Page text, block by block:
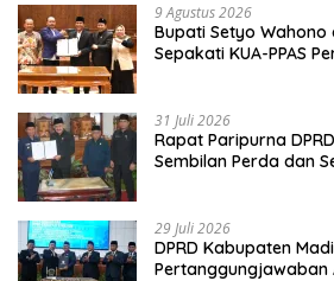
9 Agustus 2026
Bupati Setyo Wahono
Sepakati KUA-PPAS
31 Juli 2026
Rapat Paripurna
Sembilan Perda dan
29 Juli 2026
DPRD Kabupaten
Pertanggungjawaban